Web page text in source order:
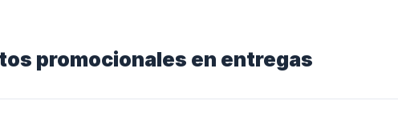
promocionales en entregas